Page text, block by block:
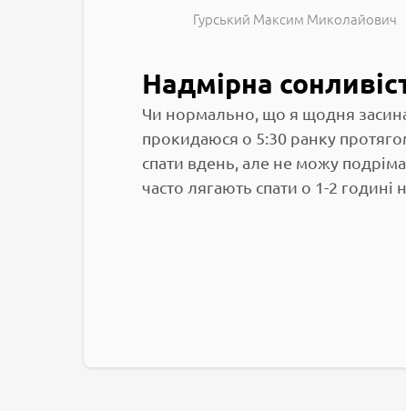
Гурський Максим Миколайович
Надмірна
Чи нормально, що я щодня
прокидаюся о 5:30 ранку
спати вдень, але не можу
часто лягають спати о 1-2